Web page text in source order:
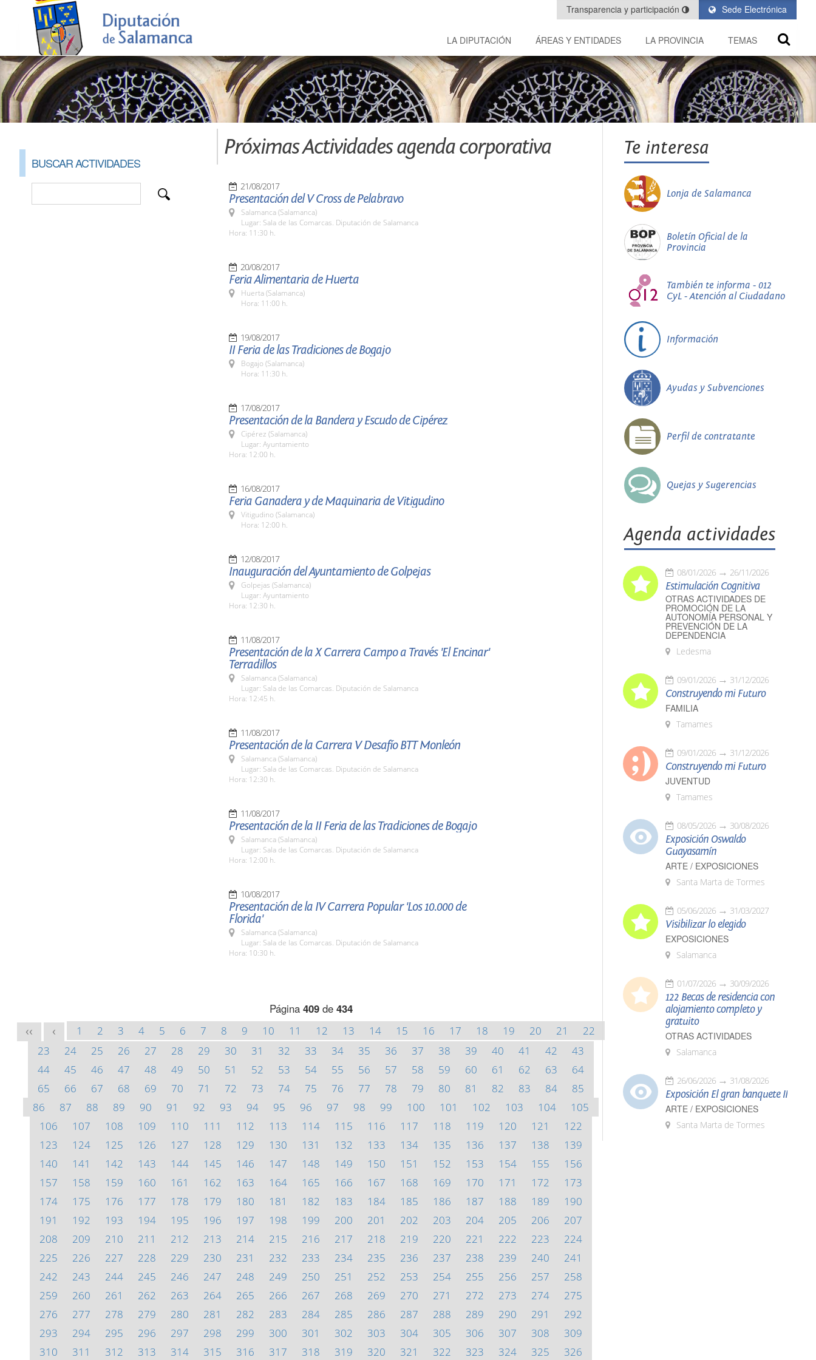
Sede Electrónica
Transparencia y participación
LA DIPUTACIÓN ÁREAS Y ENTIDADES LA PROVINCIA TEMAS
BUSCAR ACTIVIDADES
Próximas Actividades agenda corporativa
21/08/2017
Presentación del V Cross de Pelabravo
Salamanca (Salamanca)
Lugar: Sala de las Comarcas. Diputación de Salamanca
Hora: 11:30 h.
20/08/2017
Feria Alimentaria de Huerta
Huerta (Salamanca)
Hora: 11:00 h.
19/08/2017
II Feria de las Tradiciones de Bogajo
Bogajo (Salamanca)
Hora: 11:30 h.
17/08/2017
Presentación de la Bandera y Escudo de Cipérez
Cipérez (Salamanca)
Lugar: Ayuntamiento
Hora: 12:00 h.
16/08/2017
Feria Ganadera y de Maquinaria de Vitigudino
Vitigudino (Salamanca)
Hora: 12:00 h.
12/08/2017
Inauguración del Ayuntamiento de Golpejas
Golpejas (Salamanca)
Lugar: Ayuntamiento
Hora: 12:30 h.
11/08/2017
Presentación de la X Carrera Campo a Través 'El Encinar'
Terradillos
Salamanca (Salamanca)
Lugar: Sala de las Comarcas. Diputación de Salamanca
Hora: 12:45 h.
11/08/2017
Presentación de la Carrera V Desafío BTT Monleón
Salamanca (Salamanca)
Lugar: Sala de las Comarcas. Diputación de Salamanca
Hora: 12:30 h.
11/08/2017
Presentación de la II Feria de las Tradiciones de Bogajo
Salamanca (Salamanca)
Lugar: Sala de las Comarcas. Diputación de Salamanca
Hora: 12:00 h.
10/08/2017
Presentación de la IV Carrera Popular 'Los 10.000 de
Florida'
Salamanca (Salamanca)
Lugar: Sala de las Comarcas. Diputación de Salamanca
Hora: 10:30 h.
Página 409de 434
<< < 1 2 3 4 5 6 7 8 9 10 11 12 13 14 15 16 17 18 19 20 21
22
23
24 25 26 27 28 29 30 31 32 33 34 35 36 37 38 39 40 41 42
43
44
45 46 47 48 49 50 51 52 53 54 55 56 57 58 59 60 61 62 63
64
65
66 67 68 69 70 71 72 73 74 75 76 77 78 79 80 81 82 83 84
85
86
87 88 89 90 91 92 93 94 95 96 97 98 99 100 101 102 103 104
105
106
107 108 109 110 111 112 113 114 115 116 117 118 119 120 121
122
123
124 125 126 127 128 129 130 131 132 133 134 135 136 137 138
139
140
141 142 143 144 145 146 147 148 149 150 151 152 153 154 155
156
157
158 159 160 161 162 163 164 165 166 167 168 169 170 171 172
173
174
175 176 177 178 179 180 181 182 183 184 185 186 187 188 189
190
191
192 193 194 195 196 197 198 199 200 201 202 203 204 205 206
207
208
209 210 211 212 213 214 215 216 217 218 219 220 221 222 223
224
225
226 227 228 229 230 231 232 233 234 235 236 237 238 239 240
241
242
243 244 245 246 247 248 249 250 251 252 253 254 255 256 257
258
259
260 261 262 263 264 265 266 267 268 269 270 271 272 273 274
275
276
277 278 279 280 281 282 283 284 285 286 287 288 289 290 291
292
293
294 295 296 297 298 299 300 301 302 303 304 305 306 307 308
309
310
311 312 313 314 315 316 317 318 319 320 321 322 323 324 325 326
Te interesa
Lonja de Salamanca
Boletín Oficial de la
Provincia
También te informa - 012
CyL - Atención al Ciudadano
Información
Ayudas y Subvenciones
Perfil de contratante
Quejas y Sugerencias
Agenda actividades
08/01/2026 26/11/2026
Estimulación Cognitiva
OTRAS ACTIVIDADES DE
PROMOCIÓN DE LA
AUTONOMÍA PERSONAL Y
PREVENCIÓN DE LA
DEPENDENCIA
Ledesma
09/01/2026 31/12/2026
Construyendo mi Futuro
FAMILIA
Tamames
09/01/2026 31/12/2026
Construyendo mi Futuro
JUVENTUD
Tamames
08/05/2026 30/08/2026
Exposición Oswaldo
Guayasamín
ARTE / EXPOSICIONES
Santa Marta de Tormes
05/06/2026 31/03/2027
Visibilizar lo elegido
EXPOSICIONES
Salamanca
01/07/2026 30/09/2026
122 Becas de residencia con
alojamiento completo y
gratuito
OTRAS ACTIVIDADES
Salamanca
26/06/2026 31/08/2026
Exposición El gran banquete II
ARTE / EXPOSICIONES
Santa Marta de Tormes